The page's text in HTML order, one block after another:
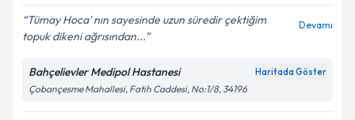
Tümay Hoca' nın sayesinde uzun süredir çektiğim
topuk dikeni ağrısından...
Devamı
Bahçelievler Medipol Hastanesi Haritada Göster
Çobançesme Mahallesi, Fatih Caddesi, No:1/8, 34196